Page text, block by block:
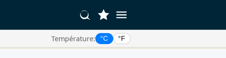
Température: °C °F